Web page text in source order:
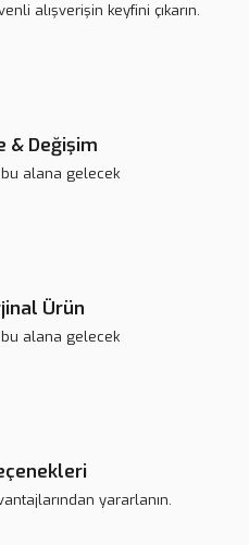
alışverişin keyfini çıkarın.
& Değişim
alana gelecek
Ürün
alana gelecek
yararlanın.